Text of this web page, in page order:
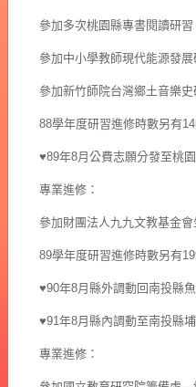
參加多次桃園縣專書閱讀研習
參加中小學教師現代能源發
參加新竹師院台灣鄉土音樂史
88學年度研習進修時數另有
♥89年8月公費志願分發至桃
專業進修：
參加財團法人九九文教基金
89學年度研習進修時數另有
♥90年8月縣外調動回南投縣
♥91年8月縣內調動至南投縣
專業進修：